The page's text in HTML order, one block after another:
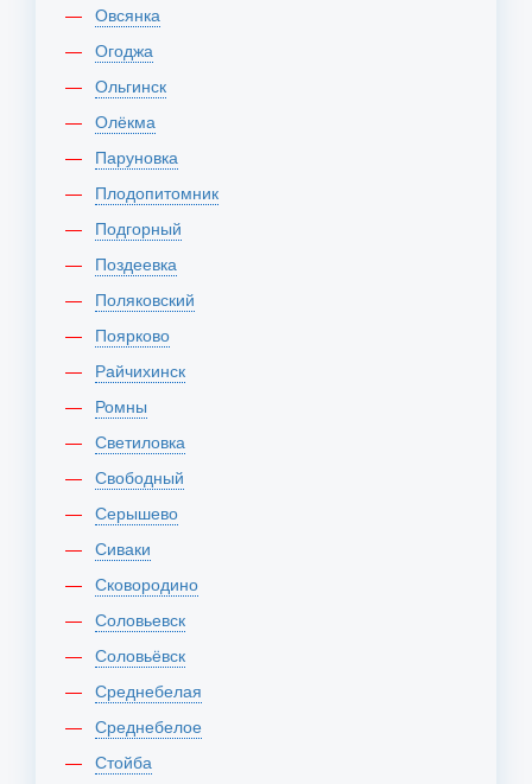
Овсянка
Огоджа
Ольгинск
Олёкма
Паруновка
Плодопитомник
Подгорный
Поздеевка
Поляковский
Поярково
Райчихинск
Ромны
Светиловка
Свободный
Серышево
Сиваки
Сковородино
Соловьевск
Соловьёвск
Среднебелая
Среднебелое
Стойба